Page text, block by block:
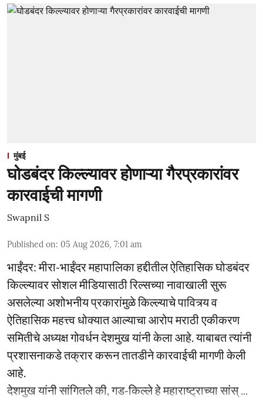
मुंबई
घोडबंदर किल्ल्यावर होणाऱ्या गैरप्रकारांवर
कारवाईची मागणी
Swapnil S
Published on: 05 Aug 2026, 7:01 am
भाईंंदर: मीरा-भाईंदर महापालिका हद्दीतील ऐतिहासिक घोडबंदर
किल्ल्यावर सोशल मीडियासाठी रिल्सच्या नावाखाली सुरू
असलेल्या अशोभनीय प्रकारांमुळे किल्ल्याचे पावित्र्य व
ऐतिहासिक महत्त्व धोक्यात आल्याचा आरोप मराठी एकीकरण
समितीचे अध्यक्ष गोवर्धन देशमुख यांनी केला आहे. याबाबत त्यांनी
प्रशासनाकडे तक्रार करून तातडीने कारवाईची मागणी केली
आहे.
देशमुख यांनी सांगितले की, गड-किल्ले हे महाराष्ट्राच्या सांस् ...